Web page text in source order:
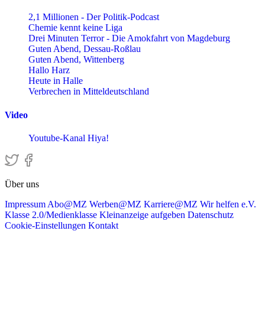
2,1 Millionen - Der Politik-Podcast
Chemie kennt keine Liga
Drei Minuten Terror - Die Amokfahrt von Magdeburg
Guten Abend, Dessau-Roßlau
Guten Abend, Wittenberg
Hallo Harz
Heute in Halle
Verbrechen in Mitteldeutschland
Video
Youtube-Kanal Hiya!
Über uns
Impressum Abo@MZ Werben@MZ Karriere@MZ Wir helfen e.V.
Klasse 2.0/Medienklasse Kleinanzeige aufgeben Datenschutz
Cookie-Einstellungen Kontakt